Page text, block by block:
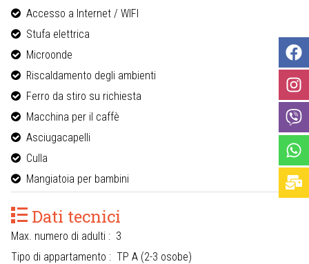
Accesso a Internet / WIFI
Stufa elettrica
Microonde
Riscaldamento degli ambienti
Ferro da stiro su richiesta
Macchina per il caffè
Asciugacapelli
Culla
Mangiatoia per bambini
Dati tecnici
Max. numero di adulti : 3
Tipo di appartamento : TP A (2-3 osobe)